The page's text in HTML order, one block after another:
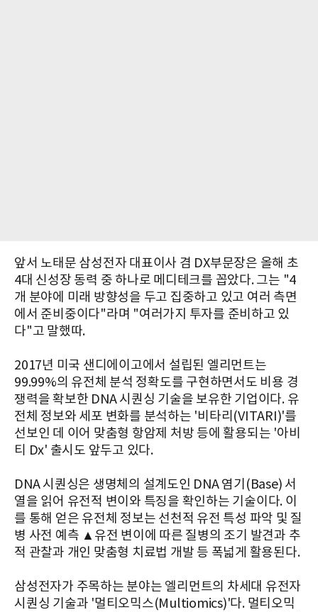
앞서 노태문 삼성전자 대표이사 겸 DX부문장은 올해 초
4대 신성장 동력 중 하나로 메디테크를 꼽았다. 그는 "4
개 분야에 미래 방향성을 두고 집중하고 있고 여러 측면
에서 준비중이다"라며 "여러가지 투자를 준비하고 있
다"고 말했따.
2017년 미국 샌디에이고에서 설립된 엘리먼트는
99.99%의 유전체 분석 정확도를 구현하면서도 비용 경
쟁력을 확보한 DNA 시퀀싱 기술을 보유한 기업이다. 유
전체 정보와 세포 변화를 분석하는 '비타리(VITARI)'를
선보인 데 이어 맞춤형 항암제 처방 등에 활용되는 '아비
티 Dx' 출시도 앞두고 있다.
DNA 시퀀싱은 생명체의 설계도인 DNA 염기(Base) 서
열을 읽어 유전적 변이와 특징을 확인하는 기술이다. 이
를 통해 얻은 유전체 정보는 선천적 유전 특성 파악 및 질
병 사전 예측 ▲유전 변이에 따른 질병의 조기 발견과 추
적 관찰과 개인 맞춤형 치료법 개발 등 폭넓게 활용된다.
삼성전자가 주목하는 분야는 엘리먼트의 차세대 유전자
시퀀싱 기술과 '멀티오믹스(Multiomics)'다. 멀티오믹